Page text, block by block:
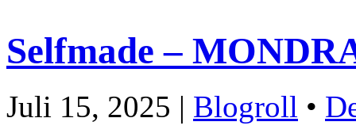
Selfmade –
Juli 15, 2025 | Blogroll •